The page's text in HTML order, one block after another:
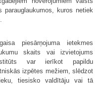
kuros netiek
piesārņojuma ietekmes
skaits vai izvietojums
var ierīkot papildu
izpētes mežiem, slēdzot
tiesisko valdītāju vai tā